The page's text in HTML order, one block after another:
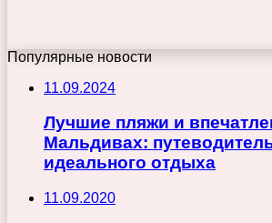
Популярные новости
11.09.2024
Лучшие пляжи и
Мальдивах:
идеального отдыха
11.09.2020